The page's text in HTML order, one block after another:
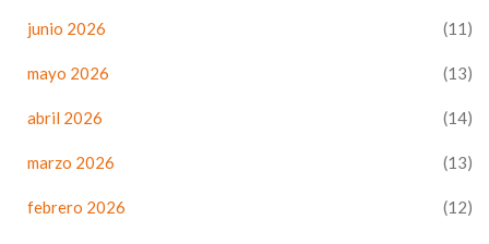
junio 2026 (11)
mayo 2026 (13)
abril 2026 (14)
marzo 2026 (13)
febrero 2026 (12)